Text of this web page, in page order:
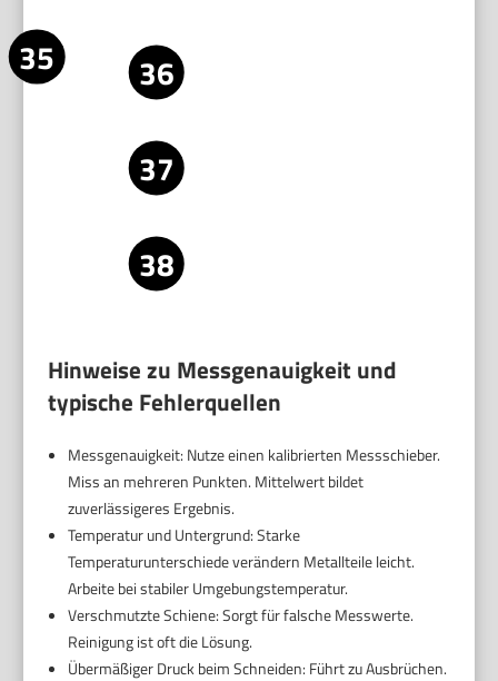
Abschluss,
Sicherung und
Ziehen alle Schrauben endgültig an.
Sichere verstellte Teile mit
Notiere die finalen Einstellungen. So stellst
du den Schneider später schnell wieder
Regelmäßig prüfen. Eine Kalibrierung hält
nicht ewig. Je häufiger du schneidest,
Hinweise zu Messgenauigkeit und
typische Fehlerquellen
Messgenauigkeit: Nutze einen kalibrierten Messschieber.
Miss an mehreren Punkten. Mittelwert bildet
zuverlässigeres Ergebnis.
Temperatur und Untergrund: Starke
Temperaturunterschiede verändern Metallteile leicht.
Arbeite bei stabiler Umgebungstemperatur.
Verschmutzte Schiene: Sorgt für falsche Messwerte.
Reinigung ist oft die Lösung.
Übermäßiger Druck beim Schneiden: Führt zu Ausbrüchen.